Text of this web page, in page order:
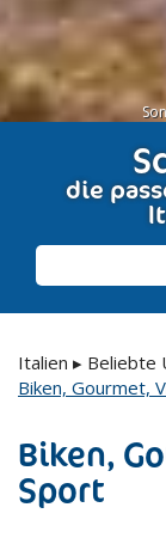
die
Italien ▸ Beliebte
Biken, Gourmet,
Biken,
Sport